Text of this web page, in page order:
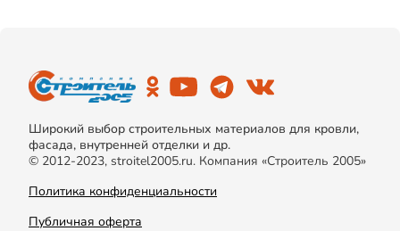
Широкий выбор строительных материалов для кровли,
фасада, внутренней отделки и др.
© 2012-2023, stroitel2005.ru. Компания «Строитель 2005»
Политика конфиденциальности
Публичная оферта